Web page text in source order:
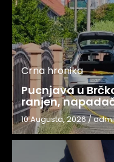
Crna hronika
Pucnjava u
ranjen,
10 Augusta, 2026/